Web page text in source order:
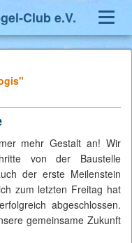
Club e.V.
mehr Gestalt an! Wir
von der Baustelle
der erste Meilenstein
zum letzten Freitag hat
abgeschlossen.
gemeinsame Zukunft